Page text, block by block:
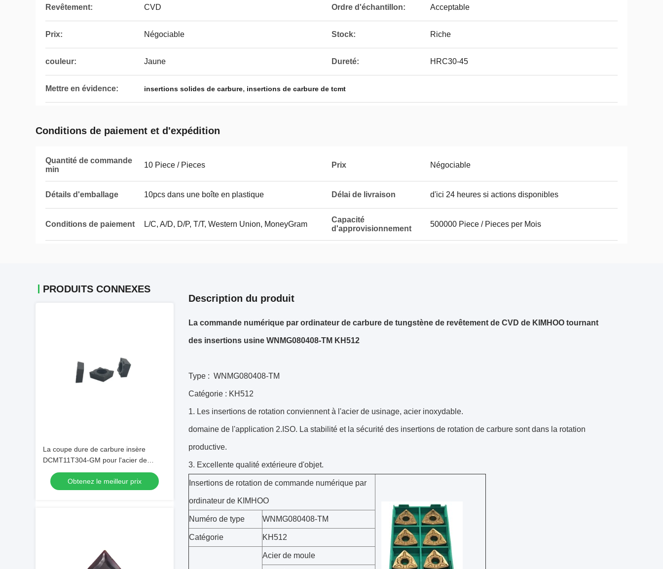
Revêtement: CVD Ordre d'échantillon: Acceptable
Prix: Négociable Stock: Riche
couleur: Jaune Dureté: HRC30-45
Mettre en évidence: insertions solides de carbure, insertions de carbure de tcmt
Conditions de paiement et d'expédition
Quantité de commande
min
10 Piece / Pieces Prix Négociable
Détails d'emballage 10pcs dans une boîte en plastique Délai de livraison d'ici 24 heures si actions disponibles
Conditions de paiement L/C, A/D, D/P, T/T, Western Union, MoneyGram
Capacité
d'approvisionnement
500000 Piece / Pieces per Mois
PRODUITS CONNEXES
La coupe dure de carbure insère
DCMT11T304-GM pour l'acier de
usinage
Obtenez le meilleur prix
Description du produit
La commande numérique par ordinateur de carbure de tungstène de revêtement de CVD de KIMHOO tournant
des insertions usine WNMG080408-TM KH512
Type : WNMG080408-TM
Catégorie : KH512
1. Les insertions de rotation conviennent à l'acier de usinage, acier inoxydable.
domaine de l'application 2.ISO. La stabilité et la sécurité des insertions de rotation de carbure sont dans la rotation
productive.
3. Excellente qualité extérieure d'objet.
Insertions de rotation de commande numérique par
ordinateur de KIMHOO
Numéro de type WNMG080408-TM
Catégorie KH512
Acier de moule